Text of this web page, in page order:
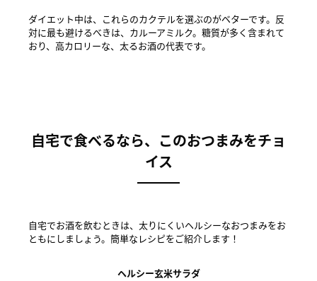
ダイエット中は、これらのカクテルを選ぶのがベターです。反
対に最も避けるべきは、カルーアミルク。糖質が多く含まれて
おり、高カロリーな、太るお酒の代表です。
自宅で食べるなら、このおつまみをチョ
イス
自宅でお酒を飲むときは、太りにくいヘルシーなおつまみをお
ともにしましょう。簡単なレシピをご紹介します！
ヘルシー玄米サラダ